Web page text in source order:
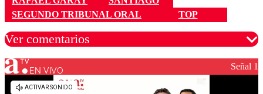
SEGUNDO TRIBUNAL ORAL
TOP
Ver comentarios
Los comentarios son moderados para garantizar un
diálogo respetuoso.
EN VIVO Señal 1